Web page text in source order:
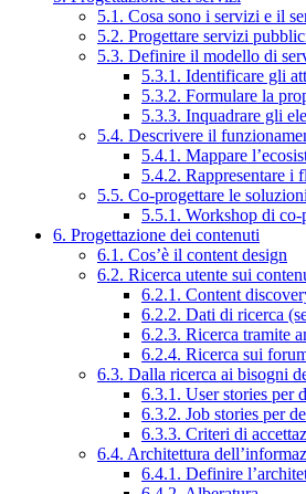
5.1. Cosa sono i servizi e il
5.2. Progettare servizi
5.3. Definire il modello di
5.3.1. Identificare gli
5.3.2. Formulare la
5.3.3. Inquadrare gli
5.4. Descrivere il
5.4.1. Mappare
5.4.2. Rappresentare i
5.5. Co-progettare le soluzioni
5.5.1. Workshop di co-
6. Progettazione dei contenuti
6.1. Cos’è il content design
6.2. Ricerca utente sui
6.2.1. Content
6.2.2. Dati di ricerca
6.2.3. Ricerca tramite
6.2.4. Ricerca sui
6.3. Dalla ricerca ai bisogni
6.3.1. User stories per
6.3.2. Job stories per
6.3.3. Criteri di
6.4. Architettura
6.4.1. Definire